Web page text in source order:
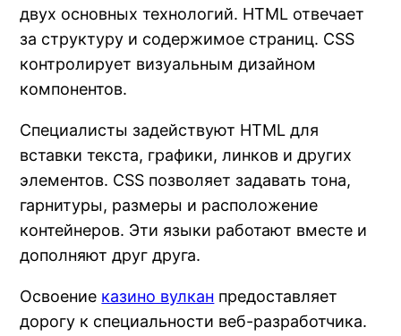
двух основных технологий. HTML отвечает
за структуру и содержимое страниц. CSS
контролирует визуальным дизайном
компонентов.
Специалисты задействуют HTML для
вставки текста, графики, линков и других
элементов. CSS позволяет задавать тона,
гарнитуры, размеры и расположение
контейнеров. Эти языки работают вместе и
дополняют друг друга.
Освоение казино вулкан предоставляет
дорогу к специальности веб-разработчика.